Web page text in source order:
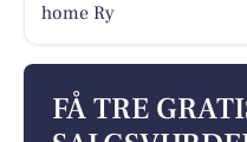
home Ry
FÅ TRE